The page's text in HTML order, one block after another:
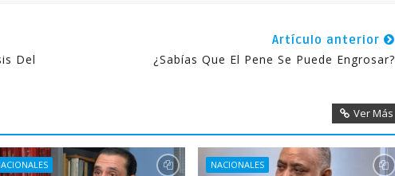
Del
Artículo anterior
¿Sabías Que El Pene Se Puede Engrosar?
Ver Más
NACIONALES